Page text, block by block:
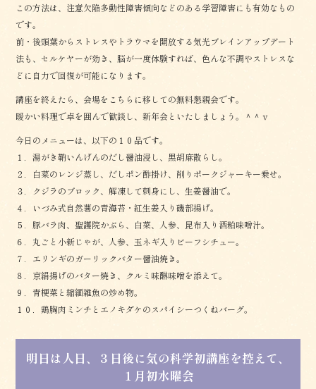
この方法は、注意欠陥多動性障害傾向などのある学習障害にも有効なもの
です。
前・後頭葉からストレスやトラウマを開放する気光ブレインアップデート
法も、セルケヤーが効き、脳が一度体験すれば、色んな不調やストレスな
どに自力で回復が可能になります。
講座を終えたら、会場をこちらに移しての無料懇親会です。
暖かい料理で卓を囲んで歓談し、新年会といたしましょう。＾＾ｖ
今日のメニューは、以下の１０品です。
１．湯がき鞘いんげんのだし醤油浸し、黒胡麻散らし。
２．白菜のレンジ蒸し、だしポン酢掛け、削りポークジャーキー乗せ。
３．クジラのブロック、解凍して刺身にし、生姜醤油で。
４．いづみ式自然薯の青海苔・紅生姜入り磯部揚げ。
５．豚バラ肉、聖護院かぶら、白菜、人参、昆布入り酒粕味噌汁。
６．丸ごと小新じゃが、人参、玉ネギ入りビーフシチュー。
７．エリンギのガーリックバター醤油焼き。
８．京絹揚げのバター焼き、クルミ味醂味噌を添えて。
９．青梗菜と縮緬雑魚の炒め物。
１０．鶏胸肉ミンチとエノキダケのスパイシーつくねバーグ。
明日は人日、３日後に気の科学初講座を控えて、
１月初水曜会